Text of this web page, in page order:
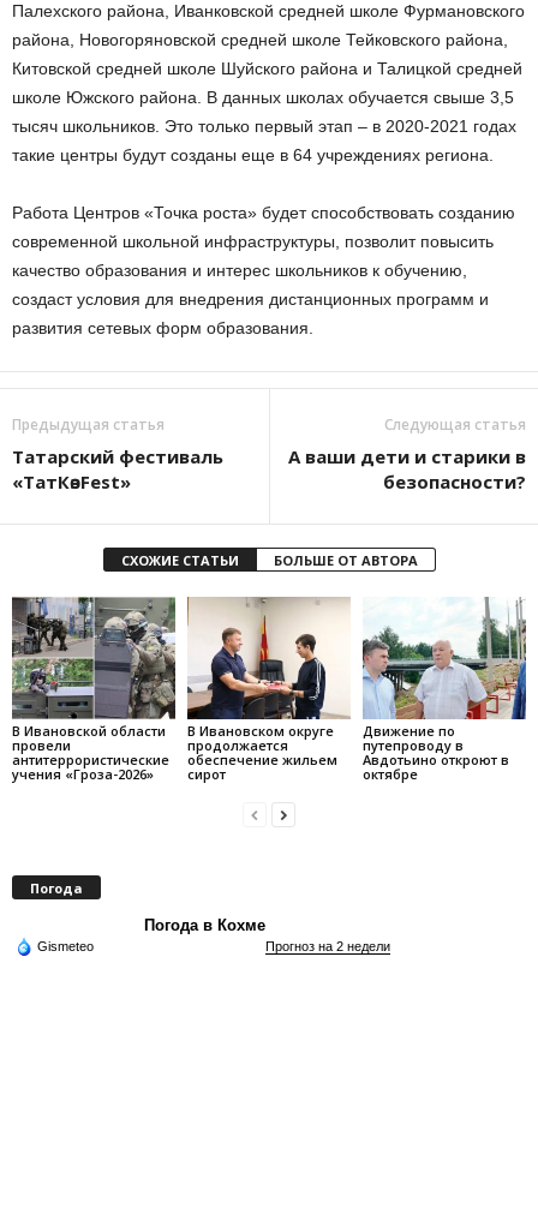
Палехского района, Иванковской средней школе Фурмановского
района, Новогоряновской средней школе Тейковского района,
Китовской средней школе Шуйского района и Талицкой средней
школе Южского района. В данных школах обучается свыше 3,5
тысяч школьников. Это только первый этап – в 2020-2021 годах
такие центры будут созданы еще в 64 учреждениях региона.
Работа Центров «Точка роста» будет способствовать созданию
современной школьной инфраструктуры, позволит повысить
качество образования и интерес школьников к обучению,
создаст условия для внедрения дистанционных программ и
развития сетевых форм образования.
Предыдущая статья
Татарский фестиваль
«ТатКөзFest»
Следующая статья
А ваши дети и старики в
безопасности?
СХОЖИЕ СТАТЬИ БОЛЬШЕ ОТ АВТОРА
В Ивановской области
провели
антитеррористические
учения «Гроза-2026»
В Ивановском округе
продолжается
обеспечение жильем
сирот
Движение по
путепроводу в
Авдотьино откроют в
октябре
Погода
Погода в Кохме
Gismeteo Прогноз на 2 недели